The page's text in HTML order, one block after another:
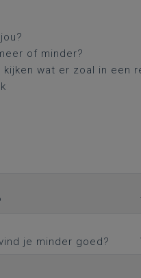
of minder?
wat er zoal in een
je minder goed?